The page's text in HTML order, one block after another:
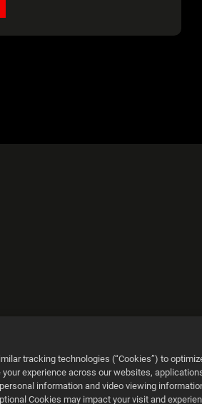
make your browsing experience better.
tracking technologies (“Cookies”) to
experience across our websites,
information and video viewing
Cookies may impact your visit and